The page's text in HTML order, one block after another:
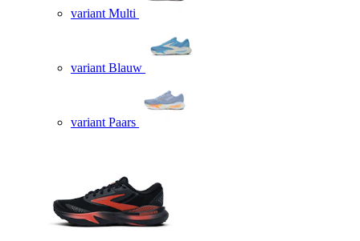
variant Multi
variant Blauw
variant Paars